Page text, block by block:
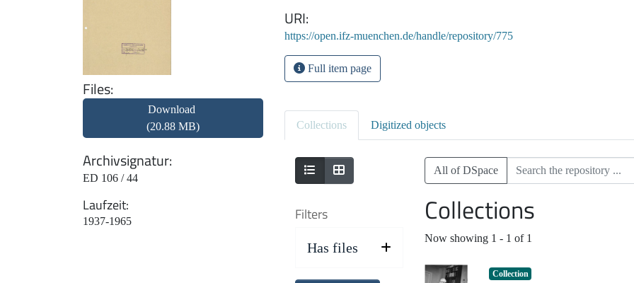
Files
Download
(20.88 MB)
Archivsignatur
ED 106 / 44
Laufzeit
1937-1965
URI
https://open.ifz-muenchen.de/handle/repository/775
Full item page
Collections Digitized objects
Filters
Has files
All of DSpace
Collections
Now showing 1 - 1 of 1
Collection